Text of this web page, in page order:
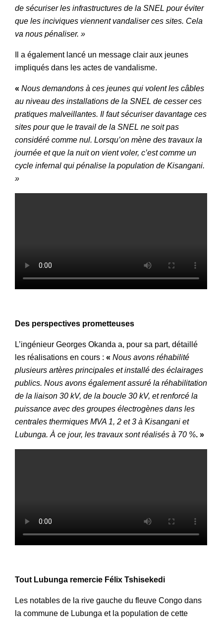
de sécuriser les infrastructures de la SNEL pour éviter
que les inciviques viennent vandaliser ces sites. Cela
va nous pénaliser. »
Il a également lancé un message clair aux jeunes
impliqués dans les actes de vandalisme.
« Nous demandons à ces jeunes qui volent les câbles
au niveau des installations de la SNEL de cesser ces
pratiques malveillantes. Il faut sécuriser davantage ces
sites pour que le travail de la SNEL ne soit pas
considéré comme nul. Lorsqu’on mène des travaux la
journée et que la nuit on vient voler, c’est comme un
cycle infernal qui pénalise la population de Kisangani.
»
Des perspectives prometteuses
L’ingénieur Georges Okanda a, pour sa part, détaillé
les réalisations en cours : « Nous avons réhabilité
plusieurs artères principales et installé des éclairages
publics. Nous avons également assuré la réhabilitation
de la liaison 30 kV, de la boucle 30 kV, et renforcé la
puissance avec des groupes électrogènes dans les
centrales thermiques MVA 1, 2 et 3 à Kisangani et
Lubunga. À ce jour, les travaux sont réalisés à 70 %. »
Tout Lubunga remercie Félix Tshisekedi
Les notables de la rive gauche du fleuve Congo dans
la commune de Lubunga et la population de cette